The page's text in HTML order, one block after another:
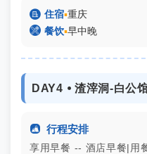
 住宿▪重庆
 餐饮▪早中晚
DAY4 ⦁ 渣滓洞-白公
 行程安排
享用早餐 -- 酒店早餐|用